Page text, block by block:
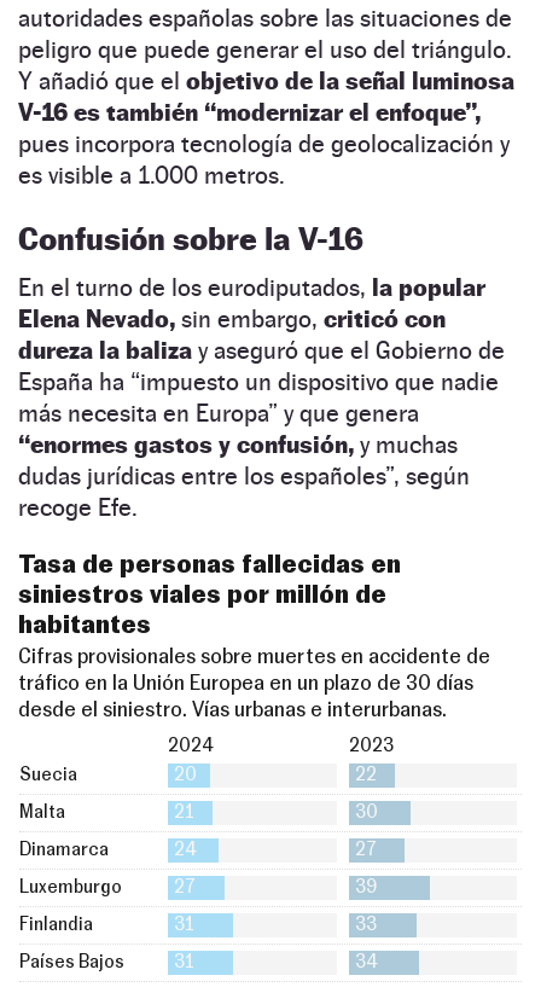
autoridades españolas sobre las situaciones de
peligro que puede generar el uso del triángulo.
Y añadió que el objetivo de la señal luminosa
V-16 es también “modernizar el enfoque”,
pues incorpora tecnología de geolocalización y
es visible a 1.000 metros.
Confusión sobre la V-16
En el turno de los eurodiputados, la popular
Elena Nevado, sin embargo, criticó con
dureza la baliza y aseguró que el Gobierno de
España ha “impuesto un dispositivo que nadie
más necesita en Europa” y que genera
“enormes gastos y confusión, y muchas
dudas jurídicas entre los españoles”, según
recoge Efe.